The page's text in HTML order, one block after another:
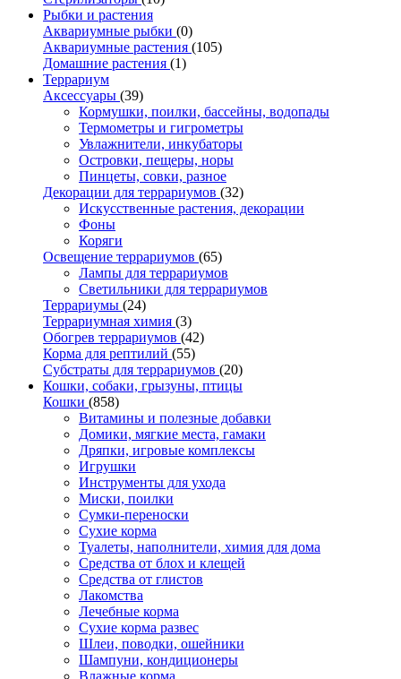
Рыбки и растения
Аквариумные рыбки (0)
Аквариумные растения (105)
Домашние растения (1)
Террариум
Аксессуары (39)
Кормушки, поилки, бассейны, водопады
Термометры и гигрометры
Увлажнители, инкубаторы
Островки, пещеры, норы
Пинцеты, совки, разное
Декорации для террариумов (32)
Искусственные растения, декорации
Фоны
Коряги
Освещение террариумов (65)
Лампы для террариумов
Светильники для террариумов
Террариумы (24)
Террариумная химия (3)
Обогрев террариумов (42)
Корма для рептилий (55)
Субстраты для террариумов (20)
Кошки, собаки, грызуны, птицы
Кошки (858)
Витамины и полезные добавки
Домики, мягкие места, гамаки
Дряпки, игровые комплексы
Игрушки
Инструменты для ухода
Миски, поилки
Сумки-переноски
Сухие корма
Туалеты, наполнители, химия для дома
Средства от блох и клещей
Средства от глистов
Лакомства
Лечебные корма
Сухие корма развес
Шлеи, поводки, ошейники
Шампуни, кондиционеры
Влажные корма